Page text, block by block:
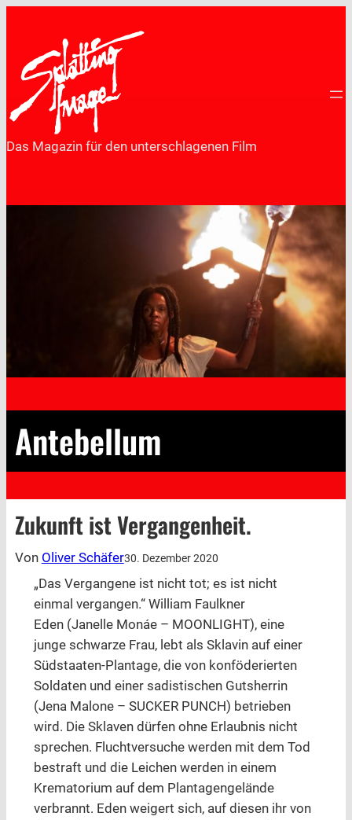
springen
Das Magazin für den unterschlagenen Film
Antebellum
Zukunft ist Vergangenheit.
Von Oliver Schäfer30. Dezember 2020
„Das Vergangene ist nicht tot; es ist nicht
einmal vergangen.“ William Faulkner
Eden (Janelle Monáe – MOONLIGHT), eine
junge schwarze Frau, lebt als Sklavin auf einer
Südstaaten-Plantage, die von konföderierten
Soldaten und einer sadistischen Gutsherrin
(Jena Malone – SUCKER PUNCH) betrieben
wird. Die Sklaven dürfen ohne Erlaubnis nicht
sprechen. Fluchtversuche werden mit dem Tod
bestraft und die Leichen werden in einem
Krematorium auf dem Plantagengelände
verbrannt. Eden weigert sich, auf diesen ihr von